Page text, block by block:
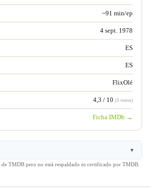
~91 min/ep
4 sept. 1978
ES
ES
FlixOlé
4,3 / 10 (3 votos)
Ficha IMDb →
▼
de TMDB pero no está respaldado ni certificado por TMDB.